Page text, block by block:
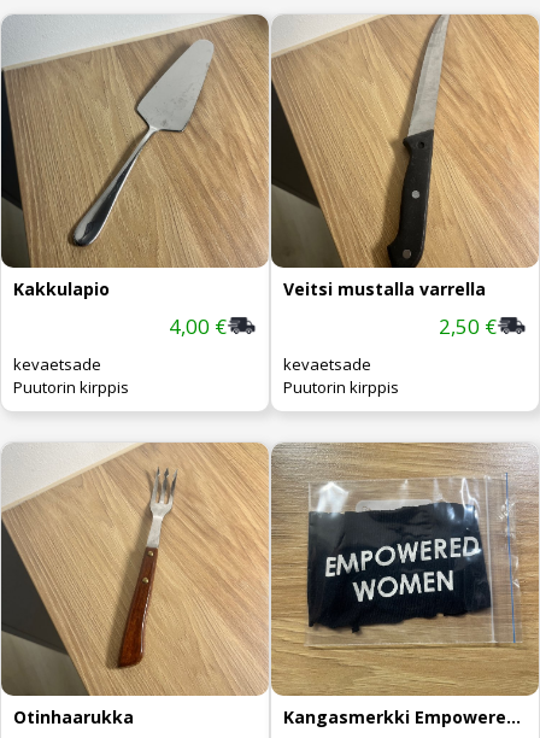
Kakkulapio
4,00 €
kevaetsade
Puutorin kirppis
Veitsi mustalla varrella
2,50 €
kevaetsade
Puutorin kirppis
Otinhaarukka Kangasmerkki Empowered Women